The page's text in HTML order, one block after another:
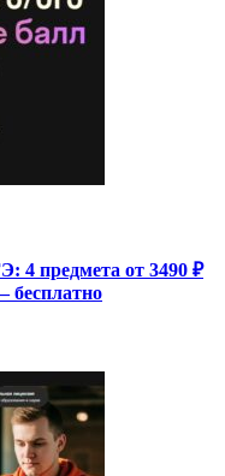
4 предмета от 3490 ₽
бесплатно